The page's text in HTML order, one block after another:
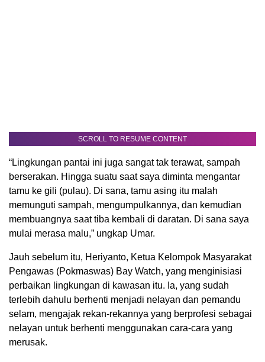
SCROLL TO RESUME CONTENT
“Lingkungan pantai ini juga sangat tak terawat, sampah
berserakan. Hingga suatu saat saya diminta mengantar
tamu ke gili (pulau). Di sana, tamu asing itu malah
memunguti sampah, mengumpulkannya, dan kemudian
membuangnya saat tiba kembali di daratan. Di sana saya
mulai merasa malu,” ungkap Umar.
Jauh sebelum itu, Heriyanto, Ketua Kelompok Masyarakat
Pengawas (Pokmaswas) Bay Watch, yang menginisiasi
perbaikan lingkungan di kawasan itu. Ia, yang sudah
terlebih dahulu berhenti menjadi nelayan dan pemandu
selam, mengajak rekan-rekannya yang berprofesi sebagai
nelayan untuk berhenti menggunakan cara-cara yang
merusak.